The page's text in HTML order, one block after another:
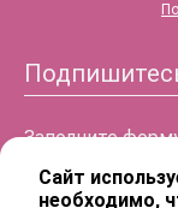
Заполните
информацию!
Сайт
необходимо,